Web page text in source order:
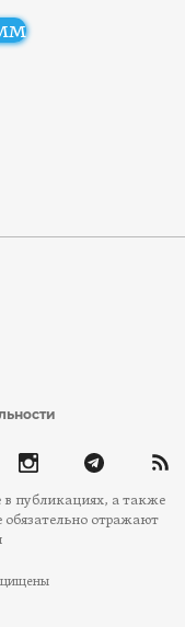
публикациях, а также
отражают